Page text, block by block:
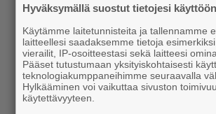
Hyväksymällä suostut tietojesi
Käytämme laitetunnisteita ja tallennamme
laitteellesi saadaksemme tietoja
vierailit, IP-osoitteestasi sekä laitteesi
Pääset tutustumaan yksityiskohtaisesti
teknologiakumppaneihimme seuraavalla
Hylkääminen voi vaikuttaa sivuston
käytettävyyteen.